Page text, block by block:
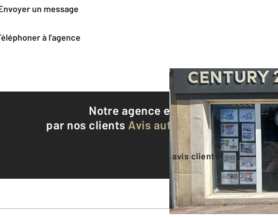
Envoyer un message
Téléphoner à l'agence
Notre agence est notée 9,5/10
par nos clients Avis authentifiés par
Voir tous les avis clients